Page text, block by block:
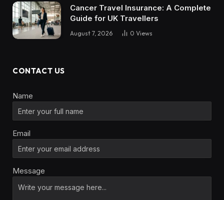
Cancer Travel Insurance: A Complete
Guide for UK Travellers
August 7, 2026 0 Views
CONTACT US
Name
Email
Message